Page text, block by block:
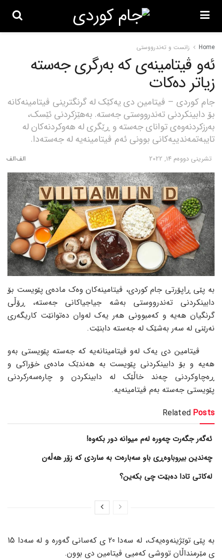
Home زانست و تەندرووستی
ئەو ڤیتامینەی کە بەرگری جەستە
زیاتر دەکات
جام کوردی – ڤیتامین دی یەکێک لە گرنگترینی ڤیتامینەکانە
بۆ دابینکردنی تەندرووستی جەستە. بەهێزکردنی ئێسک،
بەرزکردنەوەی توانای جەستە و ڕێگری لە هەوکردنەکان لە
تایبەتمەندییەکانی بوونی ئەم ڤیتامینەیە لە جەستەدا.
تشرینی دووه‌م 14, 2022
بە پێی ڕاپۆرتی جام کوردی، ڤیتامینەکان وەک مادەی پێویست بۆ
دابینکردنی تەندرووستی بەشە جیاجیاکانی جەستە، ڕۆڵی
گرنگیان هەیە و کەمبوونی هەر یەک لەوان دەتوانێت کاریگەری
نەرێنی لە سەر بەشێک لە جەستە دابنێت.
ڤیتامین دی یەک لەو ڤیتامینانەیە کە جەستە پێویستی بەو
هەیە و بۆ دابینکردنی پێویست بە هەندێک مادەی خۆراکی و
ڕەچاوکردنی چەند خاڵێک لە دابینکردن و چارەسەرکردنی
پێویستی جەستە بەم ڤیتامینەیە.
Related Posts
ئەگەر جگەرت چەورە لەم میوانە دور بکەوە!
چەندین بیروباوەڕی باو سەبارەت بە ساردی کە زۆر هەڵەن
لەکاتی تادا دەبێت چی بکەین؟
بە پێی توێژینەوەیەک، لە سەدا 20 ی کەسانی گەورە و لە سەدا 15
ی مێرمنداڵان تووشی کەمیی ڤیتامین دی بوون.